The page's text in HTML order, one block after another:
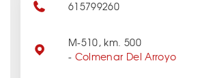
615799260
M-510, km. 500
- Colmenar Del Arroyo